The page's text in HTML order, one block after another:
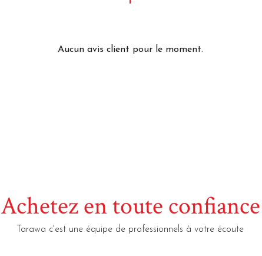
Aucun avis client pour le moment.
Achetez en toute confiance
Tarawa c'est une équipe de professionnels à votre écoute